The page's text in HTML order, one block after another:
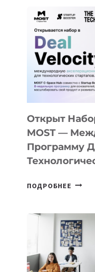
AI
YOUTH
CAMP
ДАЛ
30
БИЛЕТ
IT-
Открыт
MOST —
Программу
ПОДРОБНЕЕ
DEAL
BY
MOST